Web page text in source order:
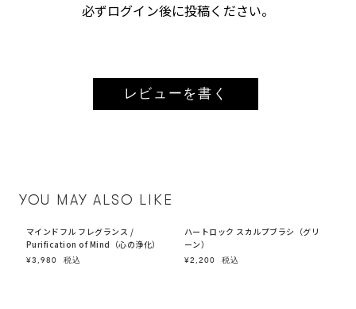
必ずログイン後に投稿ください。
レビューを書く
YOU MAY ALSO LIKE
マインドフル フレグランス /
Purification of Mind（心の浄化）
¥3,980 税込
ハートロック スカルプブラシ（グリ
ーン）
¥2,200 税込